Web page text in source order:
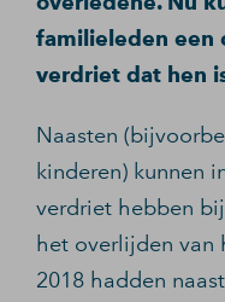
familieleden een
verdriet dat hen
Naasten
kinderen) kunnen
verdriet hebben
het overlijden van
2018 hadden